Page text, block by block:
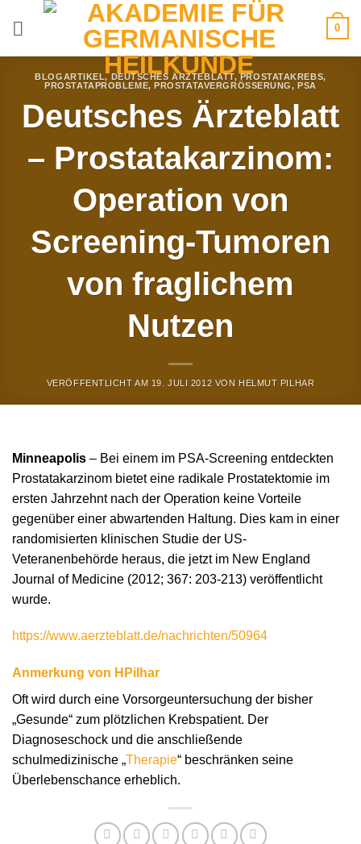
0
BLOGARTIKEL,DEUTSCHES ÄRZTEBLATT,PROSTATAKREBS,
PROSTATAPROBLEME,PROSTATAVERGRÖSSERUNG ,PSA
Deutsches Ärzteblatt
– Prostatakarzinom:
Operation von
Screening-Tumoren
von fraglichem
Nutzen
VERÖFFENTLICHT AM 19. JULI 2012 VON HELMUT PILHAR
Minneapolis – Bei einem im PSA-Screening entdeckten
Prostatakarzinom bietet eine radikale Prostatektomie im
ersten Jahrzehnt nach der Operation keine Vorteile
gegenüber einer abwartenden Haltung. Dies kam in einer
randomisierten klinischen Studie der US-
Veteranenbehörde heraus, die jetzt im New England
Journal of Medicine (2012; 367: 203-213) veröffentlicht
wurde.
https://www.aerzteblatt.de/nachrichten/50964
Anmerkung von HPilhar
Oft wird durch eine Vorsorgeuntersuchung der bisher
„Gesunde“ zum plötzlichen Krebspatient. Der
Diagnoseschock und die anschließende
schulmedizinische „Therapie“ beschränken seine
Überlebenschance erheblich.